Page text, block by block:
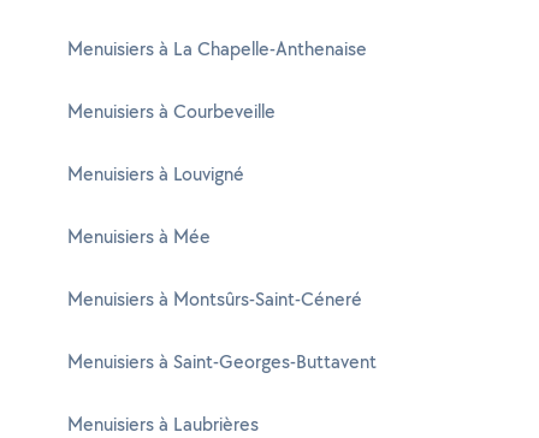
Menuisiers à La Chapelle-Anthenaise
Menuisiers à Courbeveille
Menuisiers à Louvigné
Menuisiers à Mée
Menuisiers à Montsûrs-Saint-Céneré
Menuisiers à Saint-Georges-Buttavent
Menuisiers à Laubrières